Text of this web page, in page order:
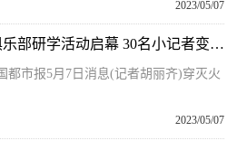
2023/05/07
2023年南国小记者三亚俱乐部研学活动启幕 30名小记者变身小消防员 当前通讯
都市报5月7日消息(记者胡丽齐)穿灭火
2023/05/07